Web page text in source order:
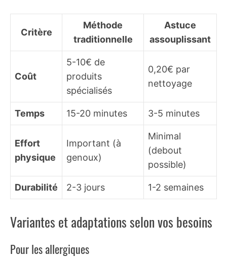
Critère
Méthode
traditionnelle
Astuce
assouplissant
Coût
5-10€ de
produits
spécialisés
0,20€ par
nettoyage
Temps 15-20 minutes 3-5 minutes
Effort
physique
Important (à
genoux)
Minimal
(debout
possible)
Durabilité 2-3 jours 1-2 semaines
Variantes et adaptations selon vos besoins
Pour les allergiques